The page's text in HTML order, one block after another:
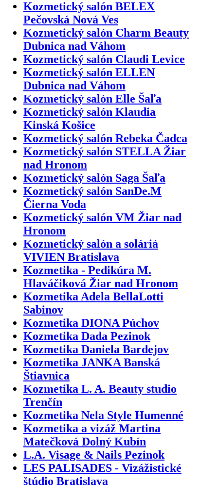
Kozmetický salón BELEX
Pečovská Nová Ves
Kozmetický salón Charm Beauty
Dubnica nad Váhom
Kozmetický salón Claudi Levice
Kozmetický salón ELLEN
Dubnica nad Váhom
Kozmetický salón Elle Šaľa
Kozmetický salón Klaudia
Kinská Košice
Kozmetický salón Rebeka Čadca
Kozmetický salón STELLA Žiar
nad Hronom
Kozmetický salón Saga Šaľa
Kozmetický salón SanDe.M
Čierna Voda
Kozmetický salón VM Žiar nad
Hronom
Kozmetický salón a soláriá
VIVIEN Bratislava
Kozmetika - Pedikúra M.
Hlaváčiková Žiar nad Hronom
Kozmetika Adela BellaLotti
Sabinov
Kozmetika DIONA Púchov
Kozmetika Dada Pezinok
Kozmetika Daniela Bardejov
Kozmetika JANKA Banská
Štiavnica
Kozmetika L. A. Beauty studio
Trenčín
Kozmetika Nela Style Humenné
Kozmetika a vizáž Martina
Matečková Dolný Kubín
L.A. Visage & Nails Pezinok
LES PALISADES - Vizážistické
štúdio Bratislava